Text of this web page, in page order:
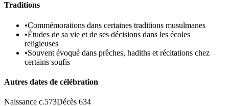
Traditions
•Commémorations dans certaines traditions musulmanes
•Études de sa vie et de ses décisions dans les écoles
religieuses
•Souvent évoqué dans prêches, hadiths et récitations chez
certains soufis
Autres dates de célébration
Naissance c.573Décès 634